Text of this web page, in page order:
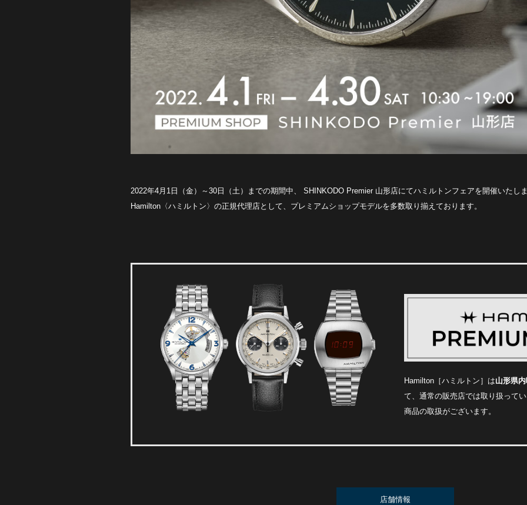
2022年4月1日（金）～30日（土）までの期間中、 SHINKODO Premier 山形店にてハミルトンフェアを開催いたし
Hamilton〈ハミルトン〉の正規代理店として、プレミアムショップモデルを多数取り揃えております。
Hamilton［ハミルトン］は山形県
て、通常の販売店では取り扱って
商品の取扱がございます。
店舗情報